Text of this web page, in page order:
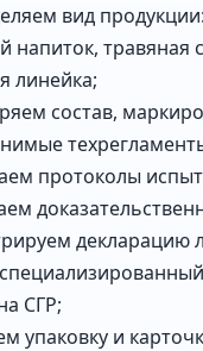
вид
напиток, травяная
линейка;
состав,
протоколы
декларацию
СГР;
упаковку и